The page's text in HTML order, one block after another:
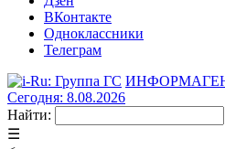
ВКонтакте
Одноклассники
Телеграм
Сегодня: 8.08.2026
Найти:
☰